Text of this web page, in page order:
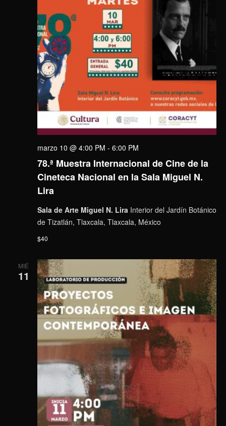
78.ª Muestra Internacional de Cine de la
Cineteca Nacional en la Sala Miguel N.
Lira
marzo 10 @ 4:00 PM - 6:00 PM
Sala de Arte Miguel N. Lira Interior del Jardín Botánico
de Tizatlán, Tlaxcala, Tlaxcala, México
$40
MIÉ
11